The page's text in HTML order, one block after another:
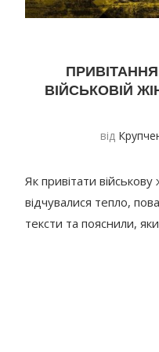
ВІЙСЬКОВІЙ
від
Як привітати
відчувалися тепло,
тексти та пояснили,